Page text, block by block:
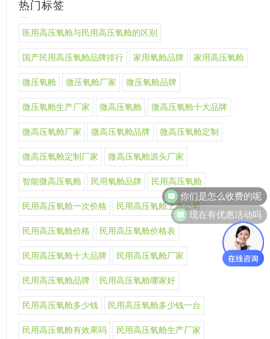
热门标签
医用高压氧舱与民用高压氧舱的区别
国产民用高压氧舱品牌排行 家用氧舱品牌 家用高压氧舱
微压氧舱 微压氧舱厂家 微压氧舱品牌
微压氧舱生产厂家 微高压氧舱 微高压氧舱十大品牌
微高压氧舱厂家 微高压氧舱品牌 微高压氧舱定制
微高压氧舱定制厂家 微高压氧舱源头厂家
智能微高压氧舱 民用氧舱品牌 民用高压氧舱
民用高压氧舱一次价格 民用高压氧舱上市公司
民用高压氧舱价格 民用高压氧舱价格表
民用高压氧舱十大品牌 民用高压氧舱厂家
民用高压氧舱品牌 民用高压氧舱哪家好
民用高压氧舱多少钱 民用高压氧舱多少钱一台
民用高压氧舱有效果吗 民用高压氧舱生产厂家
你们是怎么收费的呢
现在有优惠活动吗